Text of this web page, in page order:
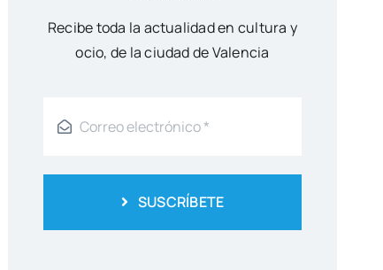
Reci­be toda la actua­li­dad en cul­tu­ra y
ocio, de la ciu­dad de Valen­cia
SUSCRÍBETE